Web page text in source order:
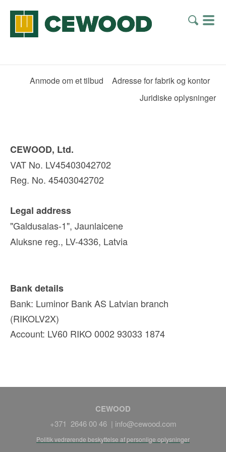
Anmode om et tilbud
Adresse for fabrik og kontor
Juridiske oplysninger
CEWOOD, Ltd.
VAT No. LV45403042702
Reg. No. 45403042702
Legal address
"Galdusalas-1", Jaunlaicene
Aluksne reg., LV-4336, Latvia
Bank details
Bank: Luminor Bank AS Latvian branch
(RIKOLV2X)
Account: LV60 RIKO 0002 93033 1874
CEWOOD
+371 2646 00 46 | info@cewood.com
Politik vedrørende beskyttelse af personlige oplysninger